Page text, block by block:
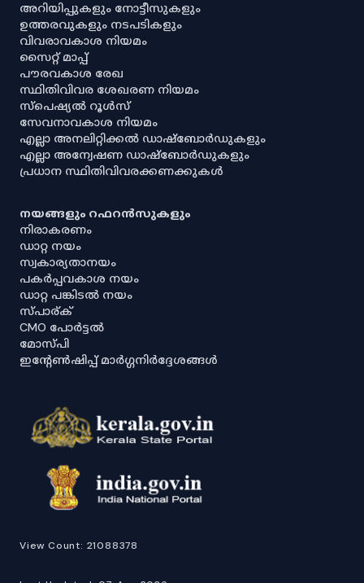
അറിയിപ്പുകളും നോട്ടീസുകളും
ഉത്തരവുകളും നടപടികളും
വിവരാവകാശ നിയമം
സൈറ്റ് മാപ്പ്
പൗരവകാശ രേഖ
സ്ഥിതിവിവര ശേഖരണ നിയമം
സ്‌പെഷ്യൽ റൂൾസ്
സേവനാവകാശ നിയമം
എല്ലാ അനലിറ്റിക്കൽ ഡാഷ്‌ബോർഡുകളും
എല്ലാ അന്വേഷണ ഡാഷ്‌ബോർഡുകളും
പ്രധാന സ്ഥിതിവിവരക്കണക്കുകൾ
നയങ്ങളും റഫറൻസുകളും
നിരാകരണം
ഡാറ്റ നയം
സ്വകാര്യതാനയം
പകർപ്പവകാശ നയം
ഡാറ്റ പങ്കിടൽ നയം
സ്പാര്ക്
CMO പോർട്ടൽ
മോസ്പി
ഇൻ്റേൺഷിപ്പ് മാർഗ്ഗനിർദ്ദേശങ്ങൾ
View Count: 21088378